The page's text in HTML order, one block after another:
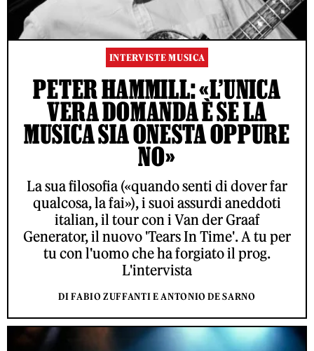
INTERVISTE MUSICA
PETER HAMMILL: «L’UNICA
VERA DOMANDA È SE LA
MUSICA SIA ONESTA OPPURE
NO»
La sua filosofia («quando senti di dover far
qualcosa, la fai»), i suoi assurdi aneddoti
italian, il tour con i Van der Graaf
Generator, il nuovo 'Tears In Time'. A tu per
tu con l'uomo che ha forgiato il prog.
L'intervista
DI FABIO ZUFFANTI E ANTONIO DE SARNO